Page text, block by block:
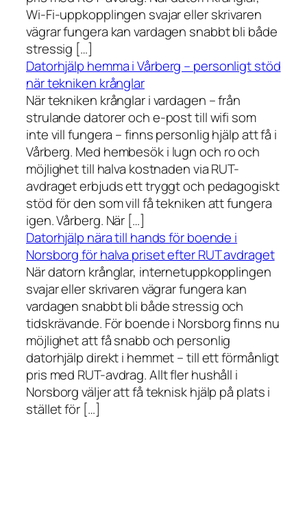
Wi-Fi-uppkopplingen svajar eller skrivaren
vägrar fungera kan vardagen snabbt bli både
stressig […]
Datorhjälp hemma i Vårberg – personligt stöd
när tekniken krånglar
När tekniken krånglar i vardagen – från
strulande datorer och e-post till wifi som
inte vill fungera – finns personlig hjälp att få i
Vårberg. Med hembesök i lugn och ro och
möjlighet till halva kostnaden via RUT-
avdraget erbjuds ett tryggt och pedagogiskt
stöd för den som vill få tekniken att fungera
igen. Vårberg. När […]
Datorhjälp nära till hands för boende i
Norsborg för halva priset efter RUT avdraget
När datorn krånglar, internetuppkopplingen
svajar eller skrivaren vägrar fungera kan
vardagen snabbt bli både stressig och
tidskrävande. För boende i Norsborg finns nu
möjlighet att få snabb och personlig
datorhjälp direkt i hemmet – till ett förmånligt
pris med RUT-avdrag. Allt fler hushåll i
Norsborg väljer att få teknisk hjälp på plats i
stället för […]